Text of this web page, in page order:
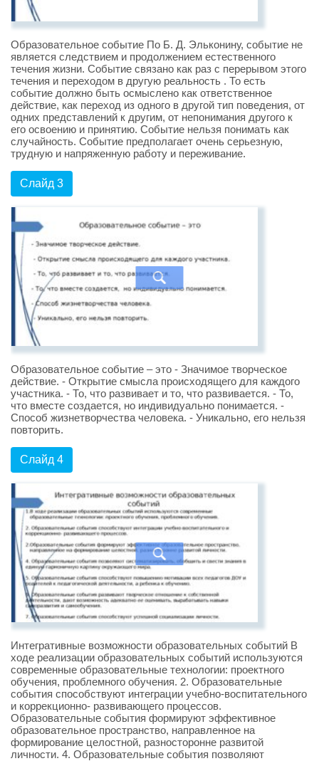
Образовательное событие По Б. Д. Эльконину, событие не
является следствием и продолжением естественного
течения жизни. Событие связано как раз с перерывом этого
течения и переходом в другую реальность . То есть
событие должно быть осмыслено как ответственное
действие, как переход из одного в другой тип поведения, от
одних представлений к другим, от непонимания другого к
его освоению и принятию. Событие нельзя понимать как
случайность. Событие предполагает очень серьезную,
трудную и напряженную работу и переживание.
Слайд 3
Образовательное событие – это - Значимое творческое
действие. - Открытие смысла происходящего для каждого
участника. - То, что развивает и то, что развивается. - То,
что вместе создается, но индивидуально понимается. -
Способ жизнетворчества человека. - Уникально, его нельзя
повторить.
Слайд 4
Интегративные возможности образовательных событий В
ходе реализации образовательных событий используются
современные образовательные технологии: проектного
обучения, проблемного обучения. 2. Образовательные
события способствуют интеграции учебно-воспитательного
и коррекционно- развивающего процессов.
Образовательные события формируют эффективное
образовательное пространство, направленное на
формирование целостной, разносторонне развитой
личности. 4. Образовательные события позволяют